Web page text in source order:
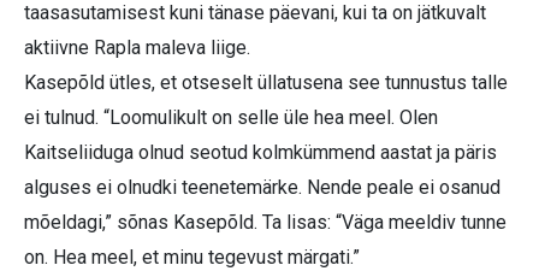
taasasutamisest kuni tänase päevani, kui ta on jätkuvalt
aktiivne Rapla maleva liige.
Kasepõld ütles, et otseselt üllatusena see tunnustus talle
ei tulnud. “Loomulikult on selle üle hea meel. Olen
Kaitseliiduga olnud seotud kolmkümmend aastat ja päris
alguses ei olnudki teenetemärke. Nende peale ei osanud
mõeldagi,” sõnas Kasepõld. Ta lisas: “Väga meeldiv tunne
on. Hea meel, et minu tegevust märgati.”